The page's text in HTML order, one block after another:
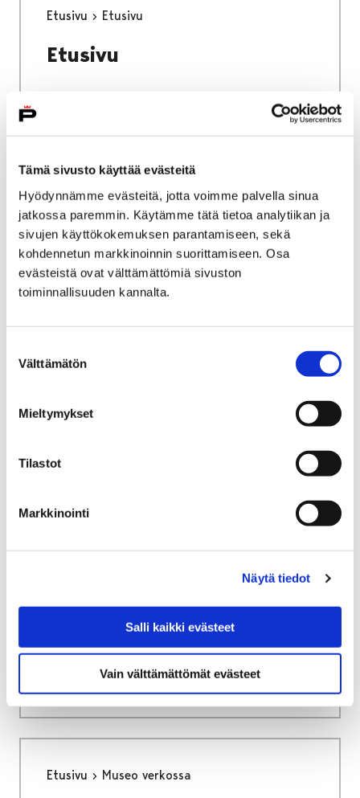
Tämä sivusto käyttää evästeitä
Hyödynnämme evästeitä, jotta voimme palvella sinua
jatkossa paremmin. Käytämme tätä tietoa analytiikan ja
sivujen käyttökokemuksen parantamiseen, sekä
kohdennetun markkinoinnin suorittamiseen. Osa
evästeistä ovat välttämättömiä sivuston
toiminnallisuuden kannalta.
valinta
Välttämätön
Mieltymykset
Tilastot
Markkinointi
Näytä tiedot
Salli kaikki evästeet
Vain välttämättömät evästeet
Etusivu Etusivu
Etusivu
Etusivu Kokoelmat
Kokoelmat
Vierailu
Etusivu
Tapahtumat
Tietoa meistä
Tietoa meistä
Etusivu Museo verkossa